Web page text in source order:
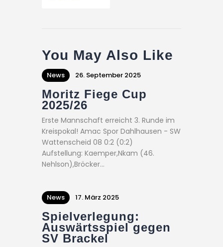
You May Also Like
News 26. September 2025
Moritz Fiege Cup
2025/26
Erste Mannschaft erreicht 3. Runde im
Kreispokal! Amac Spor Dahlhausen - SW
Wattenscheid 08 0:2 (0:2)
Aufstellung: Kaemper,Nkam (46.
Nehlson),Bröcker…
News 17. März 2025
Spielverlegung:
Auswärtsspiel gegen
SV Brackel